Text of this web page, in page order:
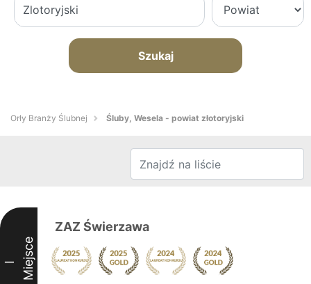
Szukaj
Orły Branży Ślubnej Śluby, Wesela - powiat złotoryjski
I Miejsce
ZAZ Świerzawa